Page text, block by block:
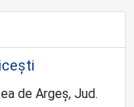
de Argeș, Jud.